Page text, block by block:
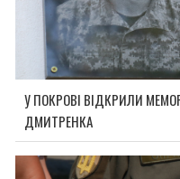
У ПОКРОВІ ВІДКРИЛИ
ДМИТРЕНКА